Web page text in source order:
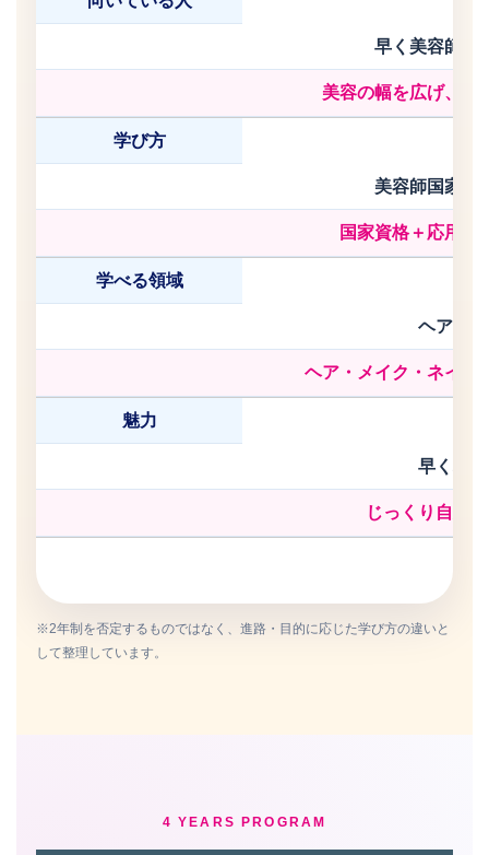
早く美容師と
美容の幅を広げ、将
学び方
美容師国家資
国家資格＋応用技
学べる領域
ヘア・
ヘア・メイク・ネイル
魅力
早く現
じっくり自分
※2年制を否定するものではなく、進路・目的に応じた学び方の違いと
して整理しています。
4 YEARS PROGRAM